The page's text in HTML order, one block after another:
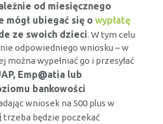
od miesięcznego
mógł ubiegać się o wypłatę
ze swoich dzieci. W tym celu
odpowiedniego wniosku – w
wypełniać go i przesyłać
Emp@atia lub
bankowości
wniosek na 500 plus w
trzeba będzie poczekać